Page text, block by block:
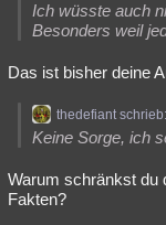
Ich wüsste auch
Besonders weil
Das ist bisher deine
thedefiant schrieb:
Keine Sorge, ich
Warum schränkst du
Fakten?